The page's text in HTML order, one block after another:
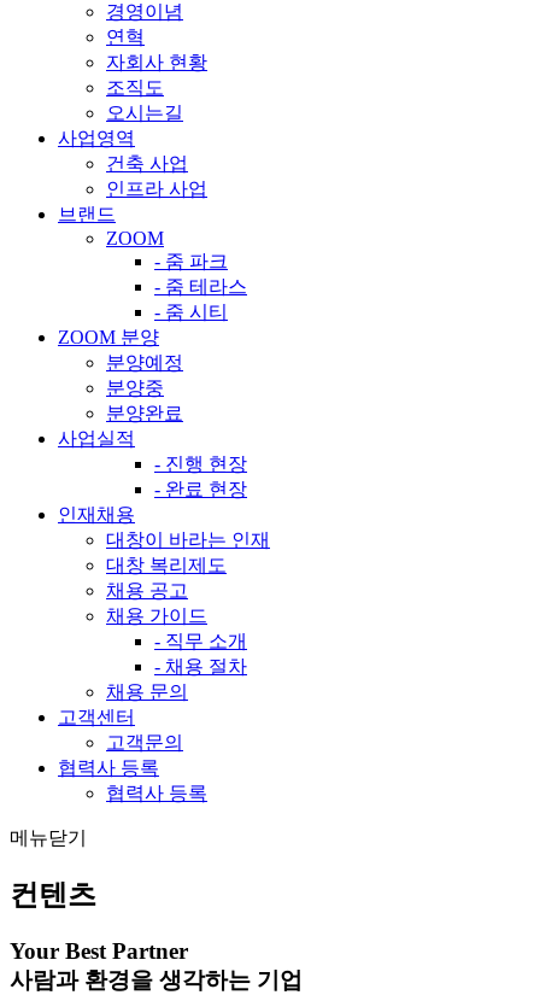
경영이념
연혁
자회사 현황
조직도
오시는길
사업영역
건축 사업
인프라 사업
브랜드
ZOOM
- 줌 파크
- 줌 테라스
- 줌 시티
ZOOM 분양
분양예정
분양중
분양완료
사업실적
- 진행 현장
- 완료 현장
인재채용
대창이 바라는 인재
대창 복리제도
채용 공고
채용 가이드
- 직무 소개
- 채용 절차
채용 문의
고객센터
고객문의
협력사 등록
협력사 등록
메뉴닫기
컨텐츠
Your Best Partner
사람과 환경을 생각하는 기업